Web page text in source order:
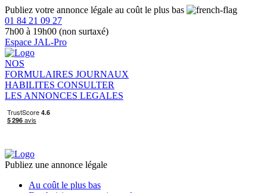
Publiez votre annonce légale au coût le plus bas
01 84 21 09 27
7h00 à 19h00 (non surtaxé)
Espace JAL-Pro
NOS
FORMULAIRES JOURNAUX
HABILITES CONSULTER
LES ANNONCES LEGALES
Publiez une annonce légale
Au coût le plus bas